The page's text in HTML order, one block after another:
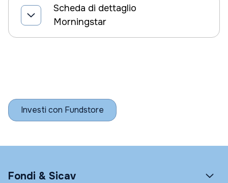
Scheda di dettaglio
Morningstar
Investi con Fundstore
Fondi & Sicav